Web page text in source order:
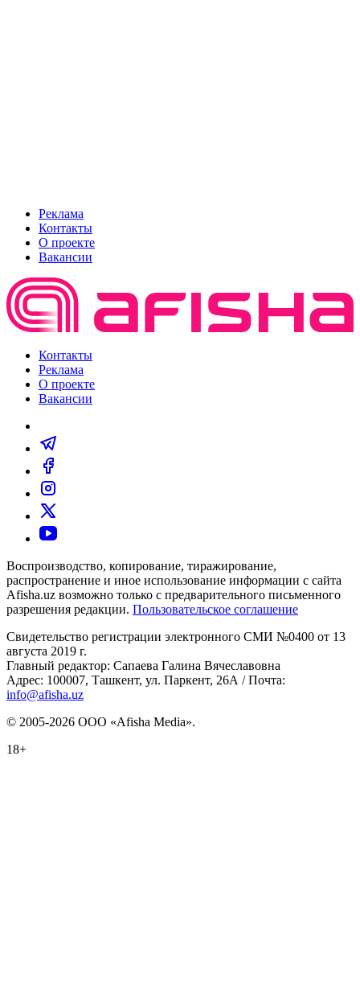
Реклама
Контакты
О проекте
Вакансии
Контакты
Реклама
О проекте
Вакансии
Воспроизводство, копирование, тиражирование,
распространение и иное использование информации с сайта
Afisha.uz возможно только с предварительного письменного
разрешения редакции. Пользовательское соглашение
Свидетельство регистрации электронного СМИ №0400 от 13
августа 2019 г.
Главный редактор: Сапаева Галина Вячеславовна
Адрес: 100007, Ташкент, ул. Паркент, 26А / Почта:
info@afisha.uz
© 2005-2026 ООО «Afisha Media».
18+